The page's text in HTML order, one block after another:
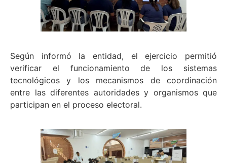
Según informó la entidad, el ejercicio permitió
verificar el funcionamiento de los sistemas
tecnológicos y los mecanismos de coordinación
entre las diferentes autoridades y organismos que
participan en el proceso electoral.